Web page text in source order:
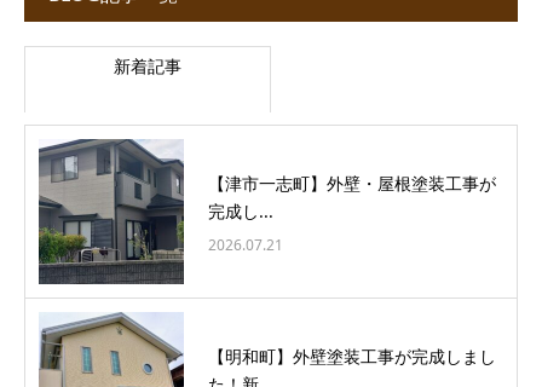
新着記事
【津市一志町】外壁・屋根塗装工事が
完成し...
2026.07.21
【明和町】外壁塗装工事が完成しまし